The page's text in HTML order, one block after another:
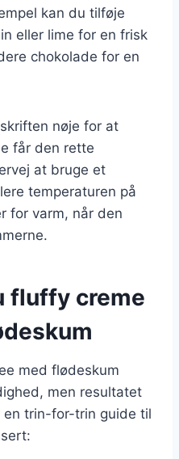
kan du tilføje
eller lime for en frisk
chokolade for en
nøje for at
får den rette
at bruge et
temperaturen på
for varm, når den
fluffy creme
med flødeskum
men resultatet
trin-for-trin guide til